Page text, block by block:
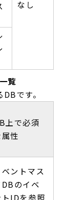
なし
覧
です。
上で必須
性
ントマス
のイベ